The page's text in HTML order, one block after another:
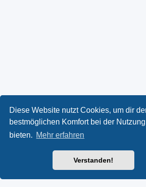
Diese Website nutzt Cookies, um dir
bestmöglichen Komfort bei der
bieten. Mehr erfahren
Verstanden!